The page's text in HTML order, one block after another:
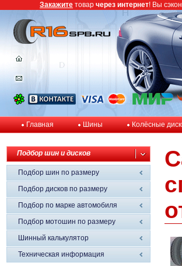
Главная Шины Колёсные
Подбор шин и дисков
Подбор шин по размеру
Подбор дисков по размеру
Подбор по марке автомобиля
Подбор мотошин по размеру
Шинный калькулятор
Техническая информация
Закажите товар через интернет! Вы